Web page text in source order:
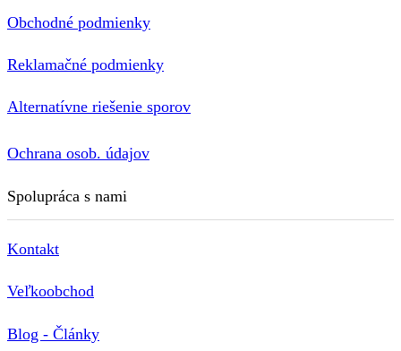
Obchodné podmienky
Reklamačné podmienky
Alternatívne riešenie sporov
Ochrana osob. údajov
Spolupráca s nami
Kontakt
Veľkoobchod
Blog - Články